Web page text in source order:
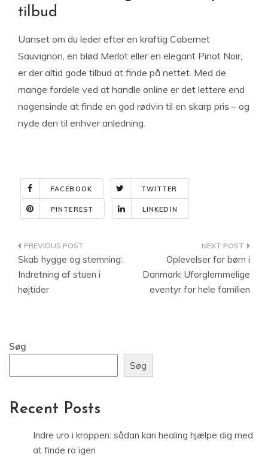
tilbud
Uanset om du leder efter en kraftig Cabernet
Sauvignon, en blød Merlot eller en elegant Pinot Noir,
er der altid gode tilbud at finde på nettet. Med de
mange fordele ved at handle online er det lettere end
nogensinde at finde en god rødvin til en skarp pris – og
nyde den til enhver anledning.
FACEBOOK TWITTER
PINTEREST LINKEDIN
Indlægsnavigation
Skab hygge og stemning:
Indretning af stuen i
højtider
Oplevelser for børn i
Danmark: Uforglemmelige
eventyr for hele familien
Søg
Søg
Recent Posts
Indre uro i kroppen: sådan kan healing hjælpe dig med
at finde ro igen